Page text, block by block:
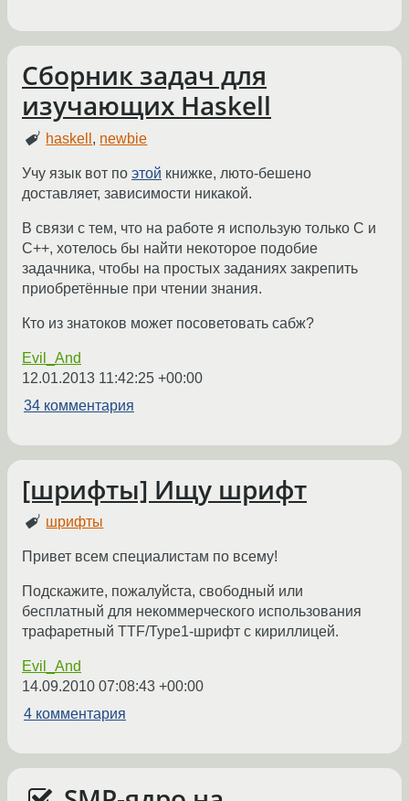
Сборник задач для
изучающих Haskell
haskell , newbie
Учу язык вот по этой книжке, люто-бешено
доставляет, зависимости никакой.
В связи с тем, что на работе я использую только C и
C++, хотелось бы найти некоторое подобие
задачника, чтобы на простых заданиях закрепить
приобретённые при чтении знания.
Кто из знатоков может посоветовать сабж?
Evil_And
12.01.2013 11:42:25 +00:00
34 комментария
[шрифты] Ищу шрифт
шрифты
Привет всем специалистам по всему!
Подскажите, пожалуйста, свободный или
бесплатный для некоммерческого использования
трафаретный TTF/Type1-шрифт с кириллицей.
Evil_And
14.09.2010 07:08:43 +00:00
4 комментария